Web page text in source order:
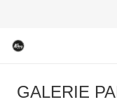
GALERIE